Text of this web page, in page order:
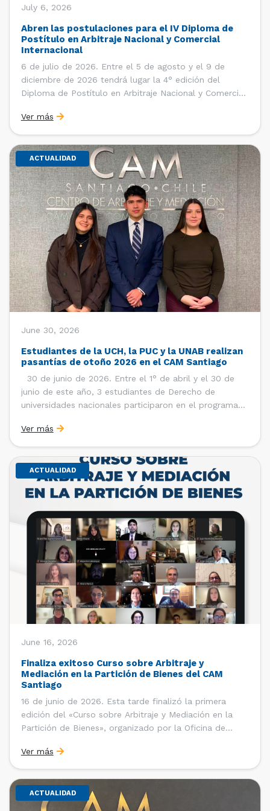
July 6, 2026
Abren las postulaciones para el IV Diploma de
Postítulo en Arbitraje Nacional y Comercial
Internacional
6 de julio de 2026. Entre el 5 de agosto y el 9 de
diciembre de 2026 tendrá lugar la 4° edición del
Diploma de Postítulo en Arbitraje Nacional y Comercial
Derecho Internacional de la Facultad de Derecho de la
Universidad de Chile y […]
Ver más
ACTUALIDAD
June 30, 2026
Estudiantes de la UCH, la PUC y la UNAB realizan
pasantías de otoño 2026 en el CAM Santiago
30 de junio de 2026. Entre el 1° de abril y el 30 de
junio de este año, 3 estudiantes de Derecho de
universidades nacionales participaron en el programa
de la Cámara de Comercio de Santiago (CCS). Así, se
realizaron […]
Ver más
ACTUALIDAD
June 16, 2026
Finaliza exitoso Curso sobre Arbitraje y
Mediación en la Partición de Bienes del CAM
Santiago
16 de junio de 2026. Esta tarde finalizó la primera
edición del «Curso sobre Arbitraje y Mediación en la
Partición de Bienes», organizado por la Oficina de
Arbitraje y Mediación (CAM) de la Cámara de Comercio
de Santiago (CCS). El curso contó con […]
Ver más
ACTUALIDAD